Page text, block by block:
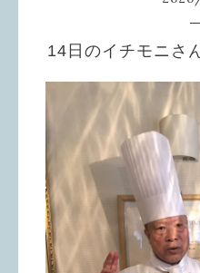
14日のイチモニさ